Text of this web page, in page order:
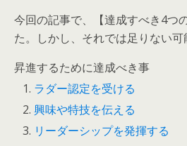
今回の記事で、【達成すべき4つ
た。しかし、それでは足りない可
昇進するために達成べき事
ラダー認定を受ける
興味や特技を伝える
リーダーシップを発揮する